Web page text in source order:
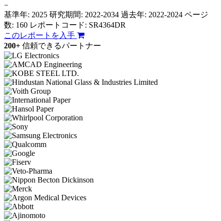
−
基準年: 2025 研究期間: 2022-2034 過去年: 2022-2024 ページ
数: 160 レポートコード: SR4364DR
このレポートを入手
200+ 信頼できるパートナー